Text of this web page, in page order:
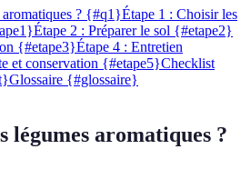
aromatiques ? {#q1}Étape 1 : Choisir les
Étape 2 : Préparer le sol {#etape2}
{#etape3}Étape 4 : Entretien
et conservation {#etape5}Checklist
Glossaire {#glossaire}
légumes aromatiques ?